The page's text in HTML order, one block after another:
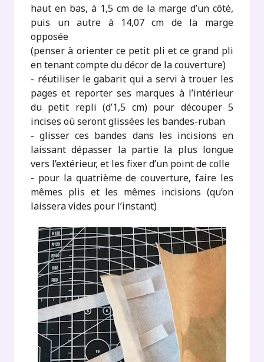
haut en bas, à 1,5 cm de la marge d’un côté,
puis un autre à 14,07 cm de la marge
opposée
(penser à orienter ce petit pli et ce grand pli
en tenant compte du décor de la couverture)
- réutiliser le gabarit qui a servi à trouer les
pages et reporter ses marques à l’intérieur
du petit repli (d’1,5 cm) pour découper 5
incises où seront glissées les bandes-ruban
- glisser ces bandes dans les incisions en
laissant dépasser la partie la plus longue
vers l’extérieur, et les fixer d’un point de colle
- pour la quatrième de couverture, faire les
mêmes plis et les mêmes incisions (qu’on
laissera vides pour l’instant)